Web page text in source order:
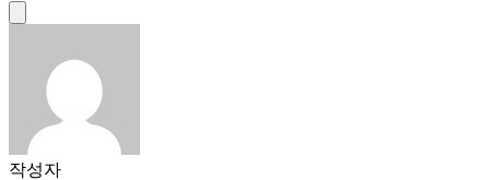
작성자